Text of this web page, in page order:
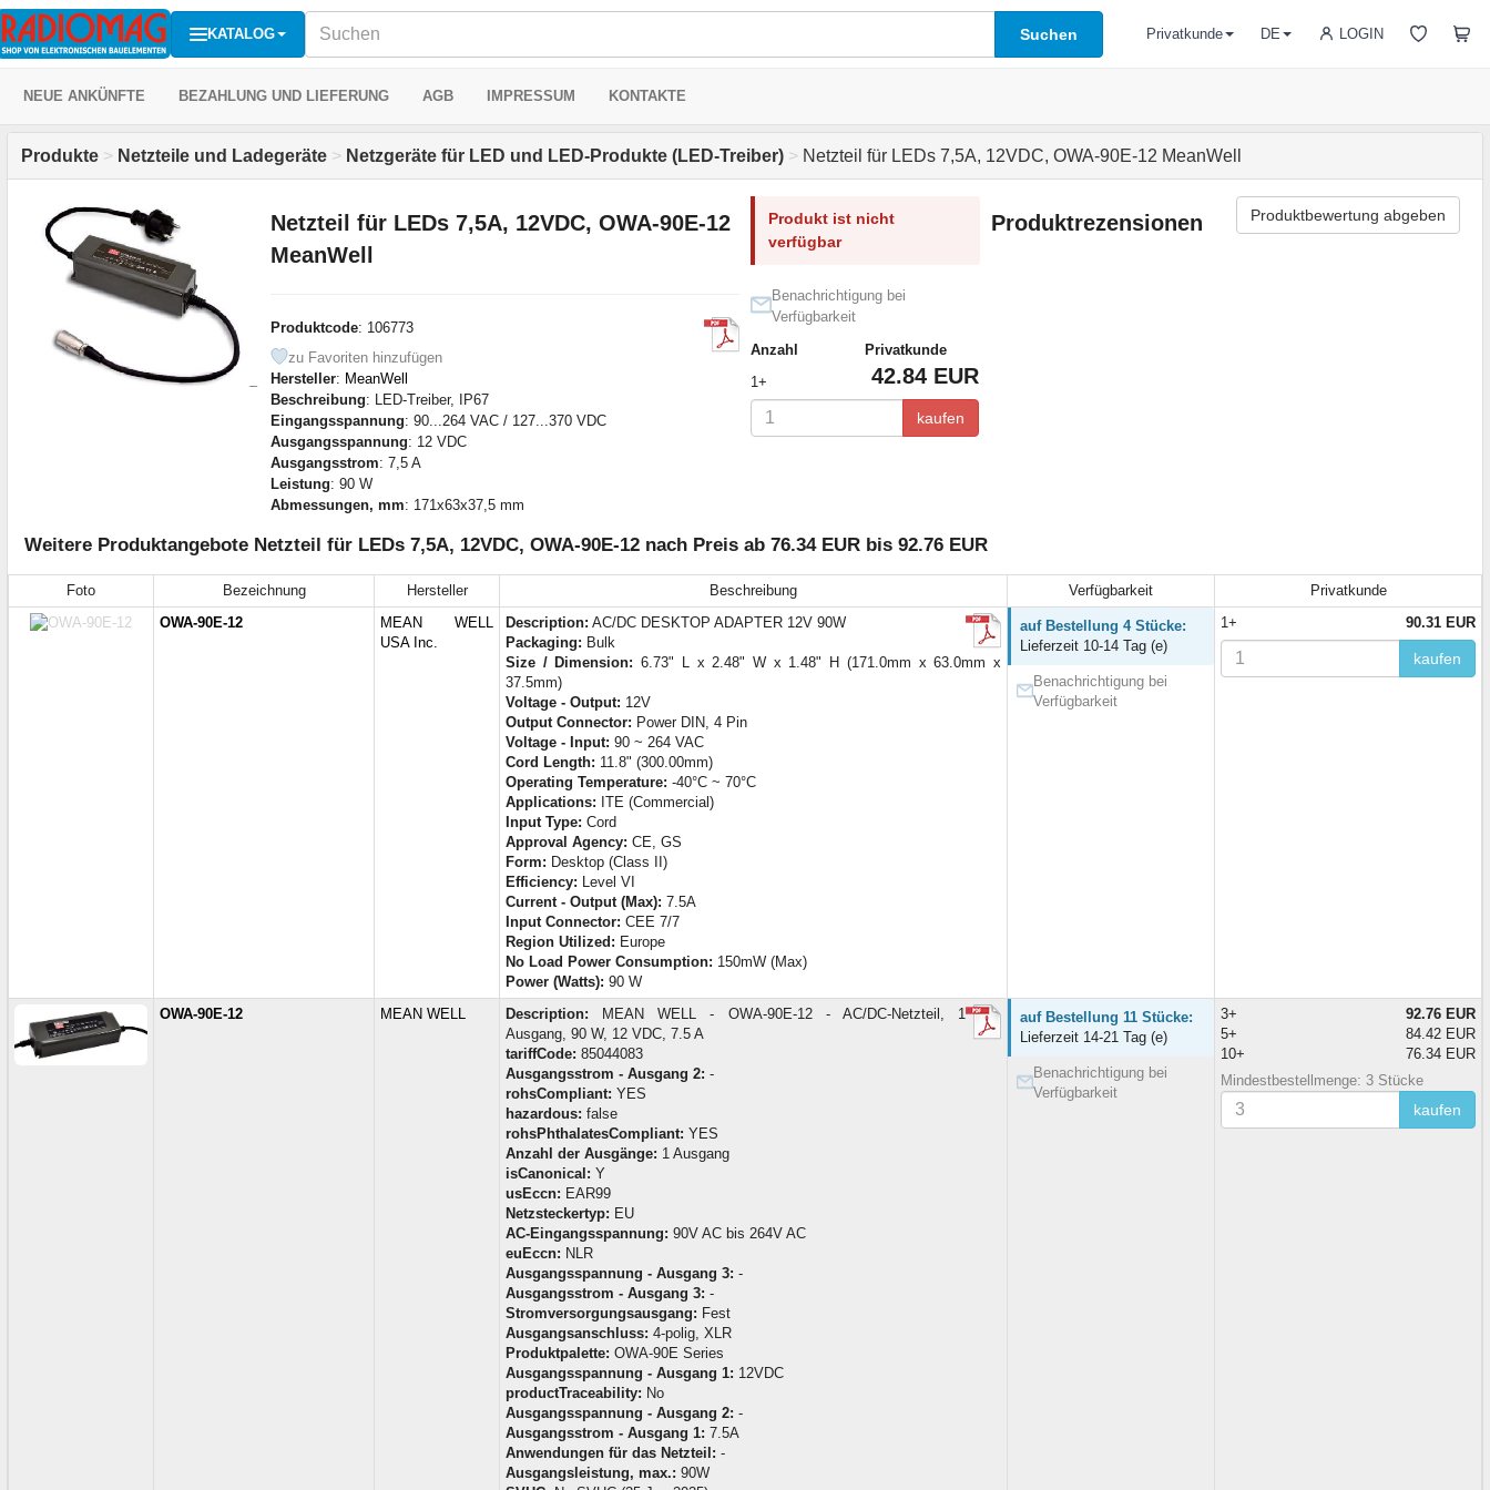
KATALOG Suchen LOGIN
Privatkunde DE
NEUE ANKÜNFTE BEZAHLUNG UND LIEFERUNG AGB IMPRESSUM KONTAKTE
Produkte > Netzteile und Ladegeräte > Netzgeräte für LED und LED-Produkte (LED-Treiber) > Netzteil für LEDs 7,5A, 12VDC, OWA-90E-12 MeanWell
Netzteil für LEDs 7,5A, 12VDC, OWA-90E-12
MeanWell
Produktcode: 106773
zu Favoriten hinzufügen
Hersteller: MeanWell
Beschreibung: LED-Treiber, IP67
Eingangsspannung: 90...264 VAC / 127...370 VDC
Ausgangsspannung: 12 VDC
Ausgangsstrom: 7,5 A
Leistung: 90 W
Abmessungen, mm: 171x63x37,5 mm
Produkt ist nicht
verfügbar
Benachrichtigung bei
Verfügbarkeit
Anzahl
Privatkunde
1+
42.84 EUR
kaufen
Produktrezensionen Produktbewertung abgeben
Weitere Produktangebote Netzteil für LEDs 7,5A, 12VDC, OWA-90E-12 nach Preis ab 76.34 EUR bis 92.76 EUR
Foto Bezeichnung Hersteller Beschreibung Verfügbarkeit
Privatkunde
OWA-90E-12
MEAN WELL
USA Inc.
Description: AC/DC DESKTOP ADAPTER 12V 90W
Packaging: Bulk
Size / Dimension: 6.73" L x 2.48" W x 1.48" H (171.0mm x 63.0mm x
37.5mm)
Voltage - Output: 12V
Output Connector: Power DIN, 4 Pin
Voltage - Input: 90 ~ 264 VAC
Cord Length: 11.8" (300.00mm)
Operating Temperature: -40°C ~ 70°C
Applications: ITE (Commercial)
Input Type: Cord
Approval Agency: CE, GS
Form: Desktop (Class II)
Efficiency: Level VI
Current - Output (Max): 7.5A
Input Connector: CEE 7/7
Region Utilized: Europe
No Load Power Consumption: 150mW (Max)
Power (Watts): 90 W
auf Bestellung 4 Stücke:
Lieferzeit 10-14 Tag (e)
Benachrichtigung bei
Verfügbarkeit
1+ 90.31 EUR
kaufen
OWA-90E-12 MEAN WELL Description: MEAN WELL - OWA-90E-12 - AC/DC-Netzteil, 1
Ausgang, 90 W, 12 VDC, 7.5 A
tariffCode: 85044083
Ausgangsstrom - Ausgang 2: -
rohsCompliant: YES
hazardous: false
rohsPhthalatesCompliant: YES
Anzahl der Ausgänge: 1 Ausgang
isCanonical: Y
usEccn: EAR99
Netzsteckertyp: EU
AC-Eingangsspannung: 90V AC bis 264V AC
euEccn: NLR
Ausgangsspannung - Ausgang 3: -
Ausgangsstrom - Ausgang 3: -
Stromversorgungsausgang: Fest
Ausgangsanschluss: 4-polig, XLR
Produktpalette: OWA-90E Series
Ausgangsspannung - Ausgang 1: 12VDC
productTraceability: No
Ausgangsspannung - Ausgang 2: -
Ausgangsstrom - Ausgang 1: 7.5A
Anwendungen für das Netzteil: -
Ausgangsleistung, max.: 90W
auf Bestellung 11 Stücke:
Lieferzeit 14-21 Tag (e)
Benachrichtigung bei
Verfügbarkeit
3+
92.76 EUR
5+
84.42 EUR
10+
76.34 EUR
Mindestbestellmenge: 3 Stücke
kaufen